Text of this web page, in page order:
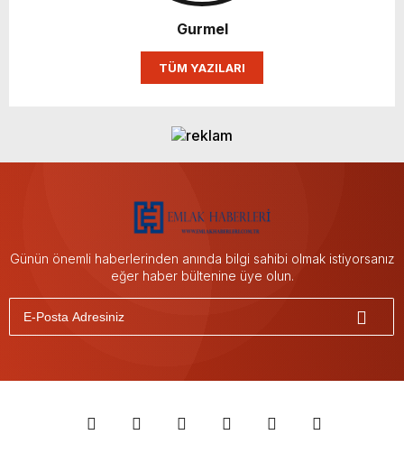
Gurmel
TÜM YAZILARI
Günün önemli haberlerinden anında bilgi sahibi olmak istiyorsanız
eğer haber bültenine üye olun.